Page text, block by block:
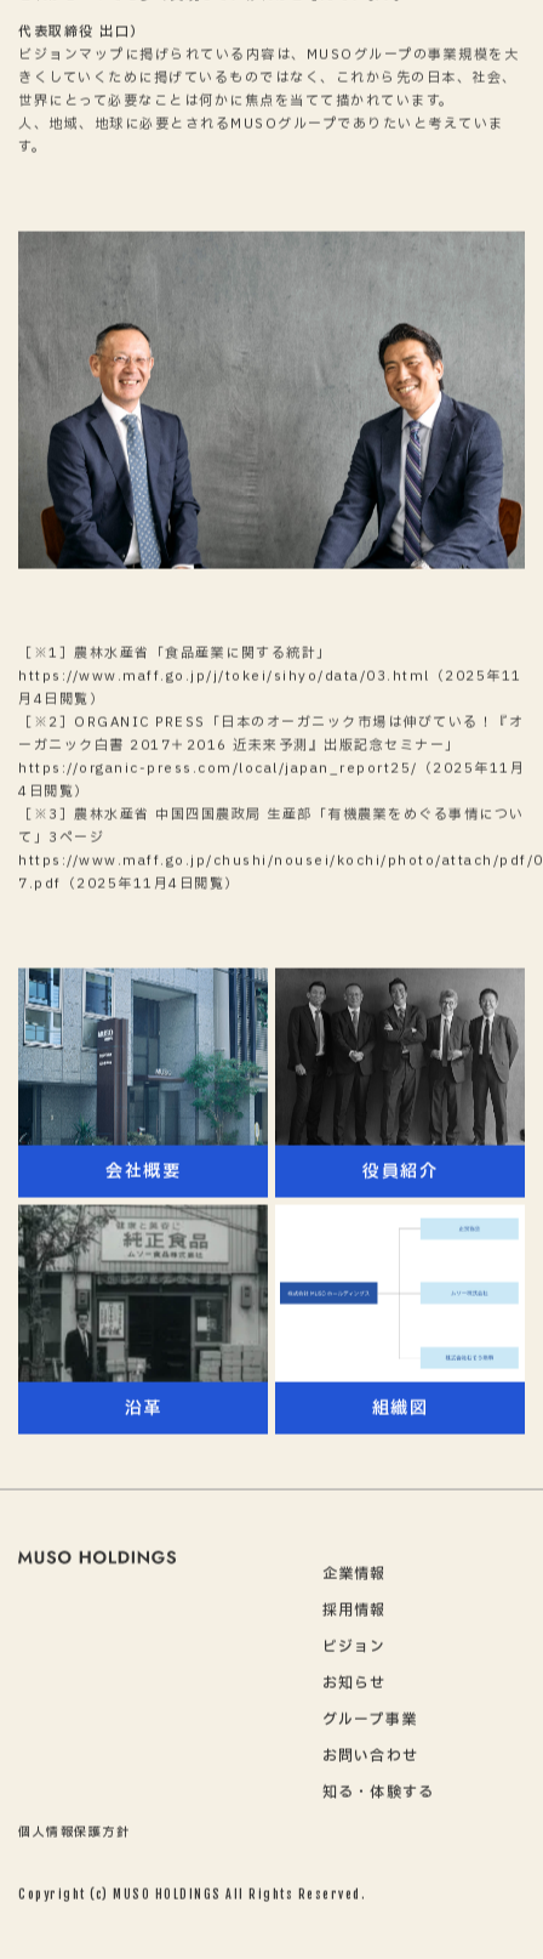
代表取締役 出口）
ビジョンマップに掲げられている内容は、MUSOグループの事業規模を大
きくしていくために掲げているものではなく、これから先の日本、社会、
世界にとって必要なことは何かに焦点を当てて描かれています。
人、地域、地球に必要とされるMUSOグループでありたいと考えていま
［※1］農林水産省「食品産業に関する統計」
https://www.maff.go.jp/j/tokei/sihyo/data/03.html（2025年11
月4日閲覧）
［※2］ORGANIC PRESS「日本のオーガニック市場は伸びている！『オ
ーガニック白書 2017＋2016 近未来予測』出版記念セミナー」
https://organic-press.com/local/japan_report25/（2025年11月
4日閲覧）
［※3］農林水産省 中国四国農政局 生産部「有機農業をめぐる事情につい
て」3ページ
https://www.maff.go.jp/chushi/nousei/kochi/photo/attach/pdf/
会社概要 役員紹介
沿革 組織図